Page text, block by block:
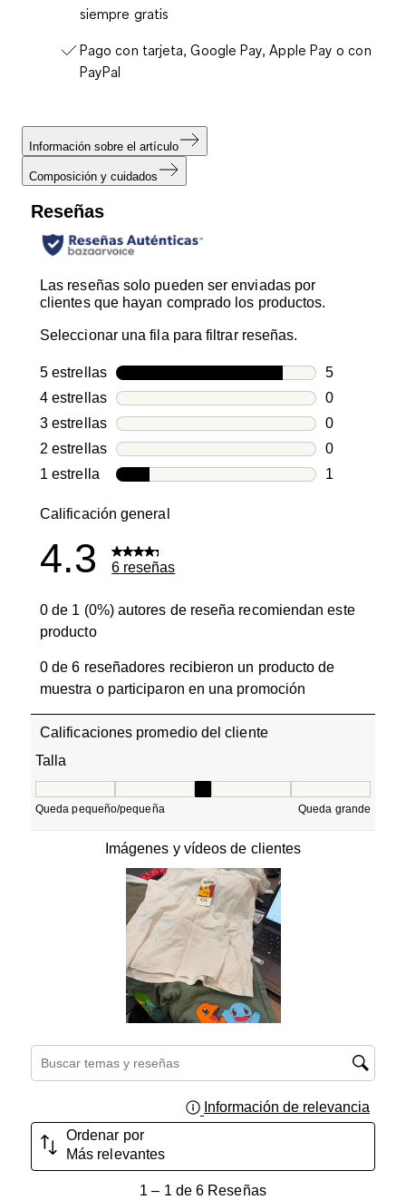
siempre gratis
Pago con tarjeta, Google Pay, Apple Pay o con
PayPal
Información sobre el artículo
Composición y cuidados
Reseñas
Las reseñas solo pueden ser enviadas por
clientes que hayan comprado los productos.
Seleccionar una fila para filtrar reseñas.
5 estrellasestrellas
5
5 reseñas
4 estrellasestrellas
0
0 reseñas
3 estrellasestrellas
0
0 reseñas
2 estrellasestrellas
0
0 reseñas
1 estrellaestrellas
1
Calificación general
4.3 6 reseñas
0 de 1 (0%) autores de reseña recomiendan este
producto
0 de 6 reseñadores recibieron un producto de
muestra o participaron en una promoción
Calificaciones promedio del cliente
Talla
Queda pequeño/pequeña Queda grande
Imágenes y vídeos de clientes
Región de búsqueda de temas y reseñas
Información de relevancia
Ordenar por
Más relevantes
1 – 1 de 6 Reseñas